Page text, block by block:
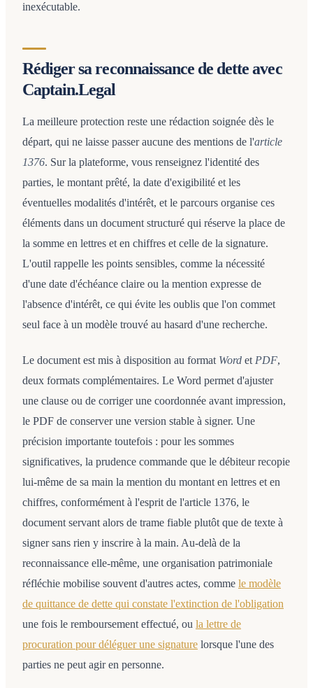
inexécutable.
Rédiger sa reconnaissance de dette avec
Captain.Legal
La meilleure protection reste une rédaction soignée dès le
départ, qui ne laisse passer aucune des mentions de l'article
1376. Sur la plateforme, vous renseignez l'identité des
parties, le montant prêté, la date d'exigibilité et les
éventuelles modalités d'intérêt, et le parcours organise ces
éléments dans un document structuré qui réserve la place de
la somme en lettres et en chiffres et celle de la signature.
L'outil rappelle les points sensibles, comme la nécessité
d'une date d'échéance claire ou la mention expresse de
l'absence d'intérêt, ce qui évite les oublis que l'on commet
seul face à un modèle trouvé au hasard d'une recherche.
Le document est mis à disposition au format Word et PDF,
deux formats complémentaires. Le Word permet d'ajuster
une clause ou de corriger une coordonnée avant impression,
le PDF de conserver une version stable à signer. Une
précision importante toutefois : pour les sommes
significatives, la prudence commande que le débiteur recopie
lui-même de sa main la mention du montant en lettres et en
chiffres, conformément à l'esprit de l'article 1376, le
document servant alors de trame fiable plutôt que de texte à
signer sans rien y inscrire à la main. Au-delà de la
reconnaissance elle-même, une organisation patrimoniale
réfléchie mobilise souvent d'autres actes, comme le modèle
de quittance de dette qui constate l'extinction de l'obligation
une fois le remboursement effectué, ou la lettre de
procuration pour déléguer une signature lorsque l'une des
parties ne peut agir en personne.